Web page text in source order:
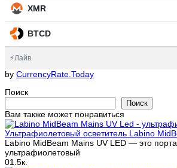
XMR
BTCD
⚡Лайв
by CurrencyRate.Today
Поиск
Поиск
Вам также может понравиться
Ультрафиолетовый осветитель Labino
Labino MidBeam Mains UV LED — это
ультрафиолетовый
01.5к.